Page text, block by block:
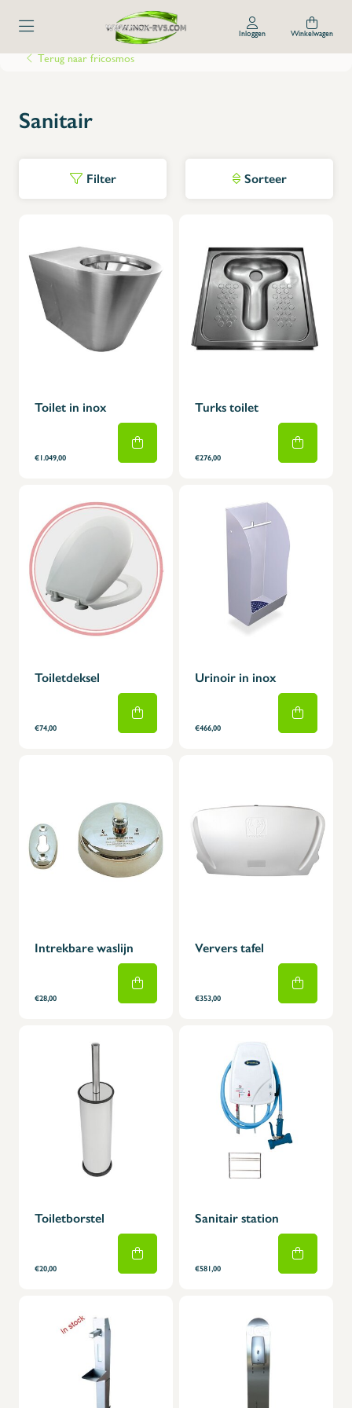
Inloggen Winkelwagen
Terug naar fricosmos
Sanitair
Filter Sorteer
Toilet in inox
€1.049,00
Turks toilet
€276,00
Toiletdeksel
€74,00
Urinoir in inox
€466,00
Intrekbare waslijn
€28,00
Ververs tafel
€353,00
Toiletborstel
€20,00
Sanitair station
€581,00